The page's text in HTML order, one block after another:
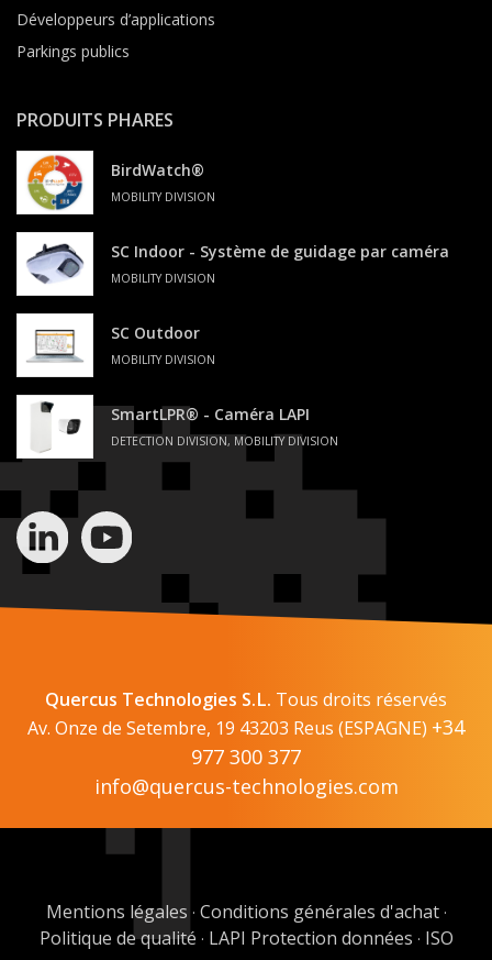
Développeurs d’applications
Parkings publics
PRODUITS PHARES
BirdWatch®
MOBILITY DIVISION
SC Indoor - Système de guidage par caméra
MOBILITY DIVISION
SC Outdoor
MOBILITY DIVISION
SmartLPR® - Caméra LAPI
DETECTION DIVISION, MOBILITY DIVISION
Quercus Technologies S.L. Tous droits réservés
Av. Onze de Setembre, 19 43203 Reus (ESPAGNE) +34
977 300 377
info@quercus-technologies.com
Mentions légales · Conditions générales d'achat·
Politique de qualité · LAPI Protection données · ISO